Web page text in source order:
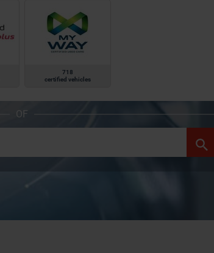
718
certified vehicles
OF